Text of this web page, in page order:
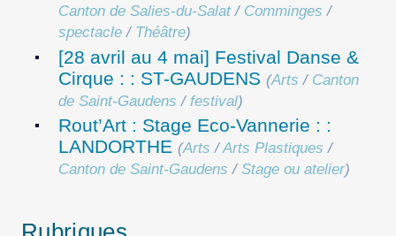
Canton de Salies-du-Salat/ Comminges /
spectacle / Théâtre)
[28 avril au 4 mai] Festival Danse &
Cirque : : ST-GAUDENS (Arts / Canton
de Saint-Gaudens / festival)
Rout’Art : Stage Eco-Vannerie : :
LANDORTHE (Arts /Arts Plastiques /
Canton de Saint-Gaudens / Stage ou atelier)